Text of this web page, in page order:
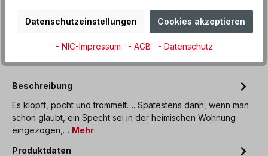
benachrichtigen Sie gern per E-Mail
Zum Merkzettel hinzufügen
Beschreibung
Es klopft, pocht und trommelt…. Spätestens dann, wenn man
schon glaubt, ein Specht sei in der heimischen Wohnung
eingezogen,… Mehr
Produktdaten
Datenschutzeinstellungen Cookies akzeptieren
- NIC-Impressum - AGB - Datenschutz